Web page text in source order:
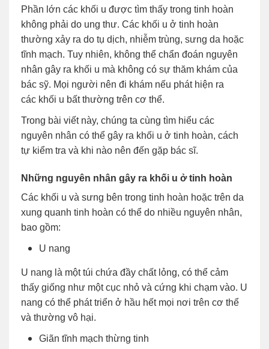
Phần lớn các khối u được tìm thấy trong tinh hoàn
không phải do ung thư. Các khối u ở tinh hoàn
thường xảy ra do tụ dịch, nhiễm trùng, sưng da hoặc
tĩnh mạch. Tuy nhiên, không thể chẩn đoán nguyên
nhân gây ra khối u mà không có sự thăm khám của
bác sỹ. Mọi người nên đi khám nếu phát hiện ra
các khối u bất thường trên cơ thể.
Trong bài viết này, chúng ta cùng tìm hiểu các
nguyên nhân có thể gây ra khối u ở tinh hoàn, cách
tự kiểm tra và khi nào nên đến gặp bác sĩ.
Những nguyên nhân gây ra khối u ở tinh hoàn
Các khối u và sưng bên trong tinh hoàn hoặc trên da
xung quanh tinh hoàn có thể do nhiều nguyên nhân,
bao gồm:
U nang
U nang là một túi chứa đầy chất lỏng, có thể cảm
thấy giống như một cục nhỏ và cứng khi chạm vào. U
nang có thể phát triển ở hầu hết mọi nơi trên cơ thể
và thường vô hại.
Giãn tĩnh mạch thừng tinh